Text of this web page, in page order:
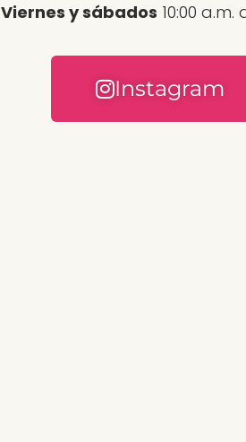
Viernes y sábados 10:00 a.m.
Instagram